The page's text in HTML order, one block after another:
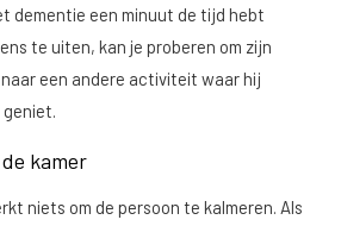
dementie een minuut de tijd hebt
te uiten, kan je proberen om zijn
een andere activiteit waar hij
geniet.
kamer
niets om de persoon te kalmeren. Als